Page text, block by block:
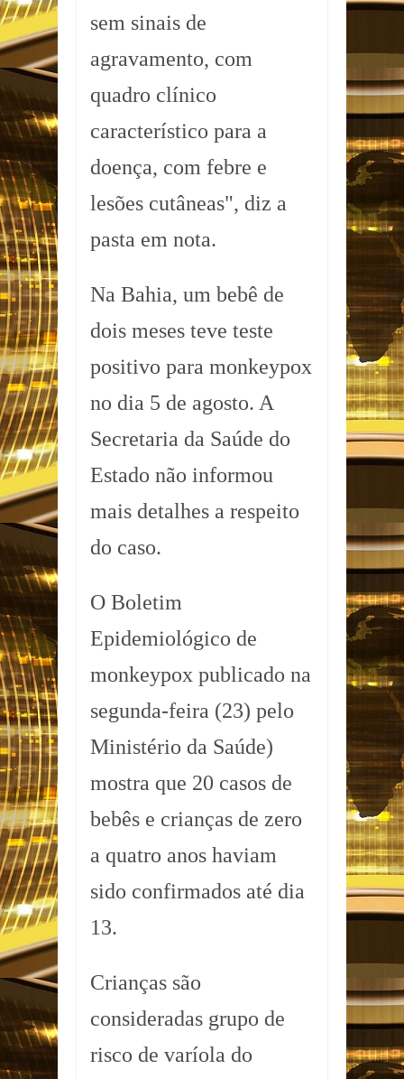
sem sinais de
agravamento, com
quadro clínico
característico para a
doença, com febre e
lesões cutâneas", diz a
pasta em nota.
Na Bahia, um bebê de
dois meses teve teste
positivo para monkeypox
no dia 5 de agosto. A
Secretaria da Saúde do
Estado não informou
mais detalhes a respeito
do caso.
O Boletim
Epidemiológico de
monkeypox publicado na
segunda-feira (23) pelo
Ministério da Saúde)
mostra que 20 casos de
bebês e crianças de zero
a quatro anos haviam
sido confirmados até dia
13.
Crianças são
consideradas grupo de
risco de varíola do